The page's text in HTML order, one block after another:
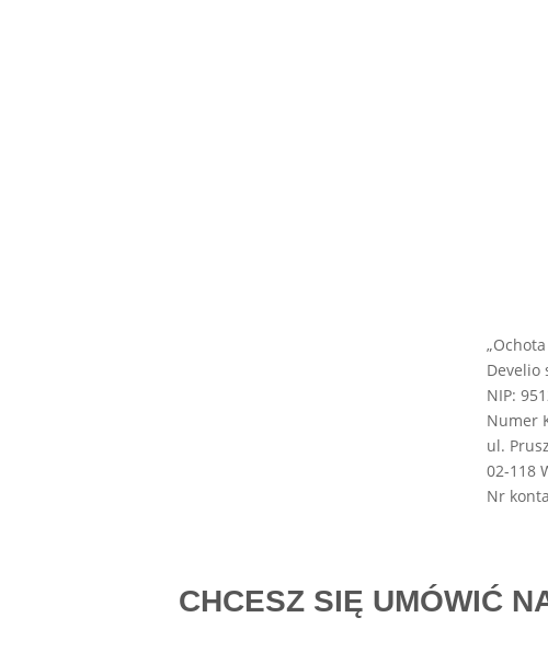
Develio
NIP:
Numer
ul.
02-118
Nr
CHCESZ SIĘ UMÓWIĆ